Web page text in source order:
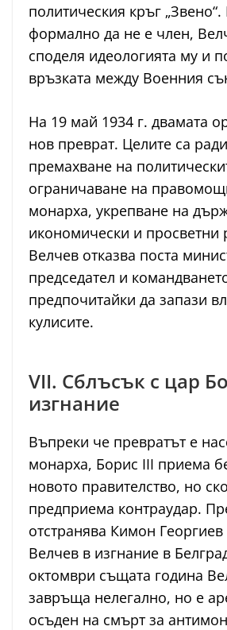
политическия кръг
формално да не е член,
споделя идеологията му и
връзката между Военния
На 19 май 1934 г. двамата
нов преврат. Целите са
премахване на
ограничаване на
монарха, укрепване на
икономически и
Велчев отказва поста
председател и
предпочитайки да запази
кулисите.
VII. Сблъсък с цар
изгнание
Въпреки че превратът е
монарха, Борис III приема
новото правителство, но
предприема контраудар.
отстранява Кимон
Велчев в изгнание в
октомври същата година
завръща нелегално, но е
осъден на смърт за